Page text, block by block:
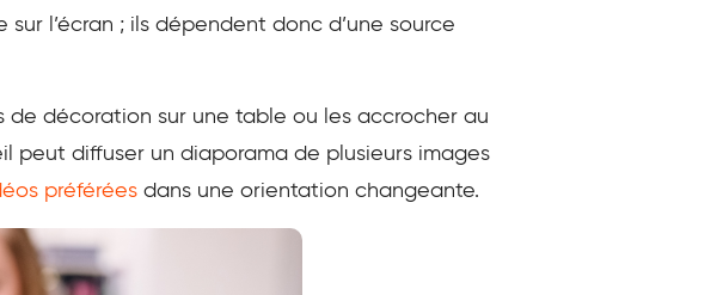
l’écran ; ils dépendent donc d’une source
de décoration sur une table ou les accrocher au
peut diffuser un diaporama de plusieurs images
préférées dans une orientation changeante.